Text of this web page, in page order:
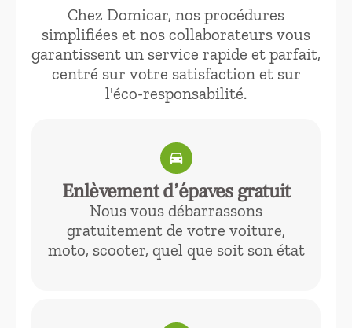
Chez Domicar, nos procédures
simplifiées et nos collaborateurs vous
garantissent un service rapide et parfait,
centré sur votre satisfaction et sur
l'éco-responsabilité.
directions_car
Enlèvement d’épaves gratuit
Nous vous débarrassons
gratuitement de votre voiture,
moto, scooter, quel que soit son état